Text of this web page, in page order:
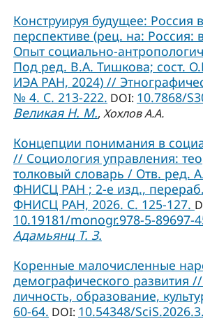
Конструируя будущее: Россия
перспективе (рец. на: Россия:
Опыт социально-
Под ред. В.А. Тишкова; сост.
ИЭА РАН, 2024) //
№ 4. С. 213-222. DOI: 10.7868/
Великая Н. М., Хохлов А.А.
Концепции понимания в
// Социология управления:
толковый словарь / Отв. ред.
ФНИСЦ РАН ; 2-е изд.,
ФНИСЦ РАН, 2026. С. 125-127.
10.19181/monogr.978-5-89697-
Адамьянц Т. З.
Коренные малочисленные
демографического развития
личность, образование,
60-64. DOI: 10.54348/